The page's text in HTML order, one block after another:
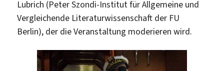
Lubrich (Peter Szondi-Institut für Allgemeine und
Vergleichende Literaturwissenschaft der FU
Berlin), der die Veranstaltung moderieren wird.